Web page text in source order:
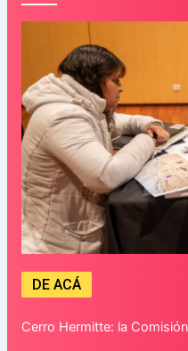
DE ACÁ
Cerro Hermitte: la